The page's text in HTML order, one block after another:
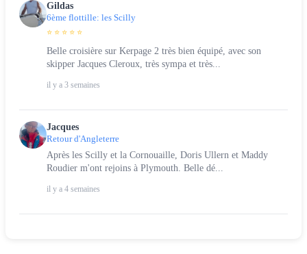
Gildas
6ème flottille: les Scilly
⭐ ⭐ ⭐ ⭐ ⭐
Belle croisière sur Kerpage 2 très bien équipé, avec son
skipper Jacques Cleroux, très sympa et très...
il y a 3 semaines
Jacques
Retour d'Angleterre
Après les Scilly et la Cornouaille, Doris Ullern et Maddy
Roudier m'ont rejoins à Plymouth. Belle dé...
il y a 4 semaines